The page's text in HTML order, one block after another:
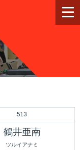
513
鶴井亜南
ツルイアナミ